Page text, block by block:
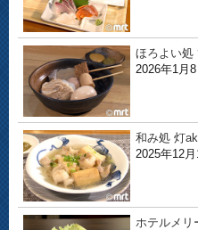
ほろよい処
2026年1月
和み処 灯
2025年12
ホテルメリ